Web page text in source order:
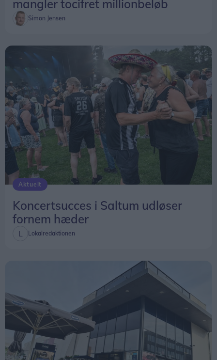
mangler tocifret millionbeløb
Simon Jensen
Aktuelt
Koncertsucces i Saltum udløser
fornem hæder
Lokalredaktionen